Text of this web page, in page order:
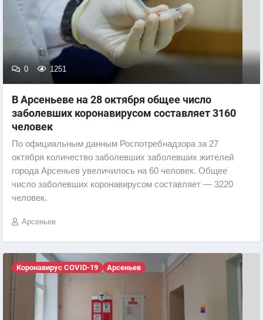
0 1251
В Арсеньеве на 28 октября общее число
заболевших коронавирусом составляет 3160
человек
По официальным данным Роспотребнадзора за 27
октября количество заболевших заболевших жителей
города Арсеньев увеличилось на 60 человек. Общее
число заболевших коронавирусом составляет — 3220
человек.
Арсеньев
Коронавирус COVID-19 Арсеньев